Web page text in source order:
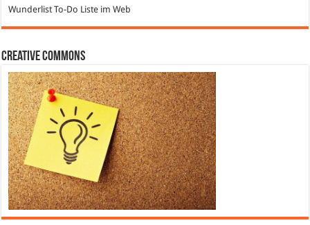
Wunderlist To-Do Liste im Web
Creative Commons